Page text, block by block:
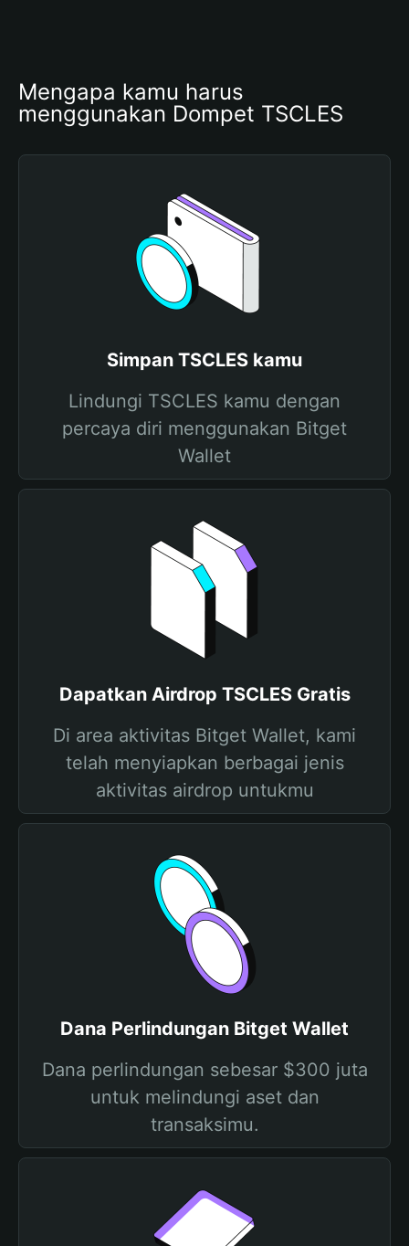
Mengapa kamu harus
menggunakan Dompet TSCLES
Simpan TSCLES kamu
Lindungi TSCLES kamu dengan
percaya diri menggunakan Bitget
Wallet
Dapatkan Airdrop TSCLES Gratis
Di area aktivitas Bitget Wallet, kami
telah menyiapkan berbagai jenis
aktivitas airdrop untukmu
Dana Perlindungan Bitget Wallet
Dana perlindungan sebesar $300 juta
untuk melindungi aset dan
transaksimu.